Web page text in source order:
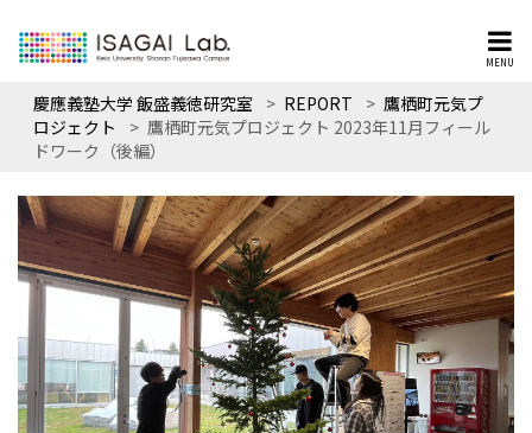
MENU
慶應義塾大学 飯盛義徳研究室 > REPORT > 鷹栖町元気プ
ロジェクト
> 鷹栖町元気プロジェクト 2023年11月フィール
ドワーク（後編）